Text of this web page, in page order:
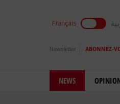
Français
Newsletter ABONNEZ-
NEWS